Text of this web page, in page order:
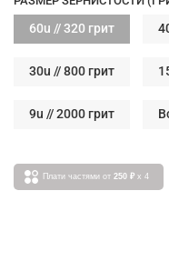
Плати частями от 250 ₽ x 4
60u // 320 грит
30u // 800 грит
9u // 2000 грит